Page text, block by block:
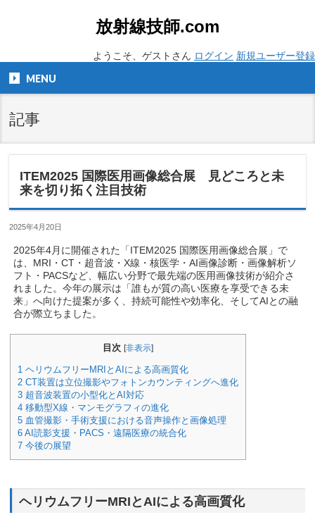
放射線技師.com
ようこそ、ゲストさん ログイン 新規ユーザー登録
MENU
記事
ITEM2025 国際医用画像総合展 見どころと未
来を切り拓く注目技術
2025年4月20日
2025年4月に開催された「ITEM2025 国際医用画像総合展」で
は、MRI・CT・超音波・X線・核医学・AI画像診断・画像解析ソ
フト・PACSなど、幅広い分野で最先端の医用画像技術が紹介さ
れました。今年の展示は「誰もが質の高い医療を享受できる未
来」へ向けた提案が多く、持続可能性や効率化、そしてAIとの融
合が際立ちました。
目次 [非表示]
1 ヘリウムフリーMRIとAIによる高画質化
2 CT装置は立位撮影やフォトンカウンティングへ進化
3 超音波装置の小型化とAI対応
4 移動型X線・マンモグラフィの進化
5 血管撮影・手術支援における音声操作と画像処理
6 AI読影支援・PACS・遠隔医療の統合化
7 今後の展望
ヘリウムフリーMRIとAIによる高画質化